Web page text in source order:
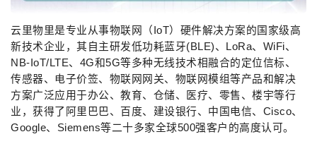
云里物里是专业从事物联网（IoT）硬件解决方案的国家级高
新技术企业，其自主研发低功耗蓝牙(BLE)、LoRa、WiFi、
NB-IoT/LTE、4G和5G等多种无线技术相融合的定位信标、
传感器、电子价签、物联网网关、物联网模组等产品和解决
方案广泛应用于办公、教育、仓储、医疗、零售、楼宇等行
业，获得了阿里巴巴、百度、建设银行、中国电信、Cisco、
Google、Siemens等二十多家全球500强客户的高度认可。